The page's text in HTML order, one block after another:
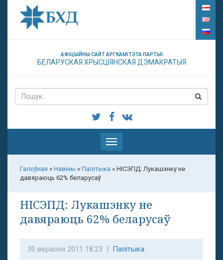
АФІЦЫЙНЫ САЙТ АРГКАМІТЭТА ПАРТЫІ
БЕЛАРУСКАЯ ХРЫСЦІЯНСКАЯ ДЭМАКРАТЫЯ
Паказаць
меню
Галоўная » Навіны » Палітыка » НІСЭПД: Лукашэнку не
давяраюць 62% беларусаў
НІСЭПД: Лукашэнку не
давяраюць 62% беларусаў
30 верасня 2011 18:23 | Палітыка